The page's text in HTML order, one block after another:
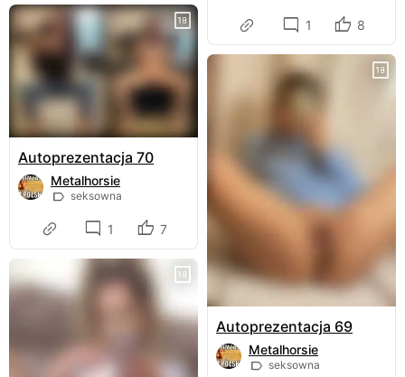
1 8
Autoprezentacja 70
Metalhorsie
seksowna
1 7
Autoprezentacja 69
Metalhorsie
seksowna